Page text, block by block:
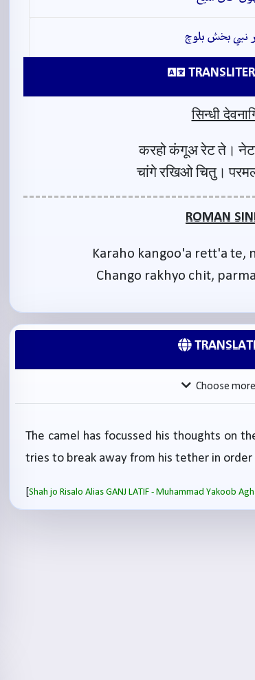
نبي بخش بلوچ
सिन्धी
करहो कंगूअ रेट ते। नेट
चांगे रखिओ चितु।
ROMAN
Karaho kangoo'a rett'a te,
Chango rakhyo chit,
Choose
The camel has focussed his thoughts on
tries to break away from his tether in
[Shah jo Risalo Alias GANJ LATIF - Muhammad Yakoob